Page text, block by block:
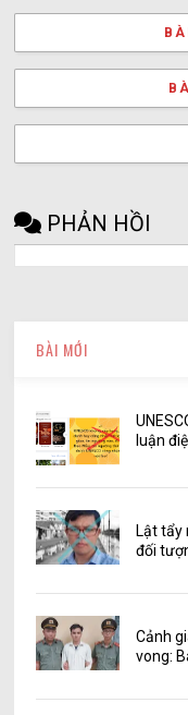
PHẢN HỒI
BÀI MỚI
luận
Lật tẩy
đối
Cảnh
vong: